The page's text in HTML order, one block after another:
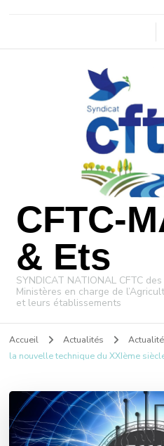
CFTC-
& Ets
SYNDICAT NATIONAL CFTC
Ministères en charge de
et leurs établissements
Accueil Actualités
la nouvelle technique du XXIème